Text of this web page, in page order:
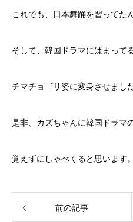
これでも、日本舞踊を習ってた
そして、韓国ドラマにはまって
チマチョゴリ姿に変身させました
是非、カズちゃんに韓国ドラマ
覚えずにしゃべくると思います
前の記事